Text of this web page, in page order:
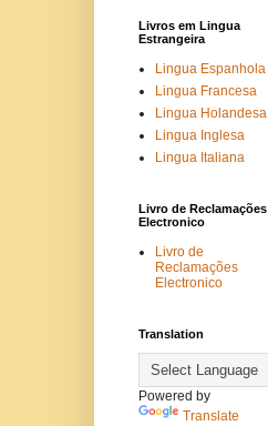
Livros em Lingua
Estrangeira
Lingua Espanhola
Lingua Francesa
Lingua Holandesa
Lingua Inglesa
Lingua Italiana
Livro de Reclamações
Electronico
Livro de
Reclamações
Electronico
Translation
Powered by
Translate